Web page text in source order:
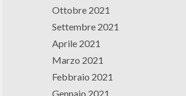
Ottobre 2021
Settembre 2021
Aprile 2021
Marzo 2021
Febbraio 2021
Gennaio 2021